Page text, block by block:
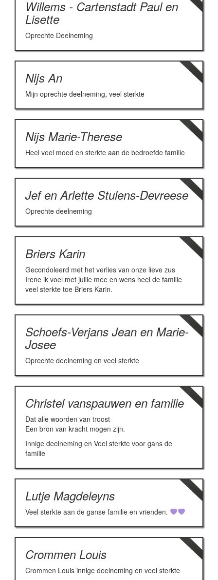
Willems - Cartenstadt Paul en
Lisette
Oprechte Deelneming
Nijs An
Mijn oprechte deelneming, veel sterkte
Nijs Marie-Therese
Heel veel moed en sterkte aan de bedroefde familie
Jef en Arlette Stulens-Devreese
Oprechte deelneming
Briers Karin
Gecondoleerd met het verlies van onze lieve zus
Irene ik voel met jullie mee en wens heel de familie
veel sterkte toe Briers Karin.
Schoefs-Verjans Jean en Marie-
Josee
Oprechte deelneming en veel sterkte
Christel vanspauwen en familie
Dat alle woorden van troost
Een bron van kracht mogen zijn.
Innige deelneming en Veel sterkte voor gans de
familie
Lutje Magdeleyns
Veel sterkte aan de ganse familie en vrienden.
Crommen Louis
Crommen Louis innige deelneming en veel sterkte